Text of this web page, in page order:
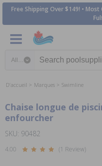
Free Shipping Over $149! •
D'accueil Marques Swimline
Chaise longue de
enfourcher
SKU: 90482
4.00 (1 Review)